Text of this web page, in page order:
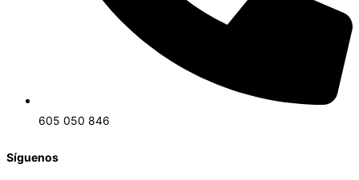
605 050 846
Síguenos